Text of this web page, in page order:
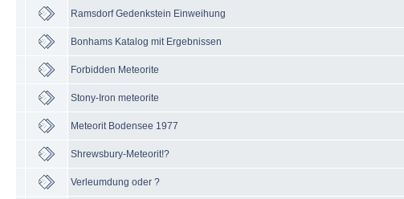
Ramsdorf Gedenkstein Einweihung
Bonhams Katalog mit Ergebnissen
Forbidden Meteorite
Stony-Iron meteorite
Meteorit Bodensee 1977
Shrewsbury-Meteorit!?
Verleumdung oder ?